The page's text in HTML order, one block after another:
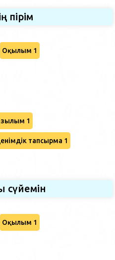
пірім
Оқылым 1
1
тапсырма 1
сүйемін
Оқылым 1